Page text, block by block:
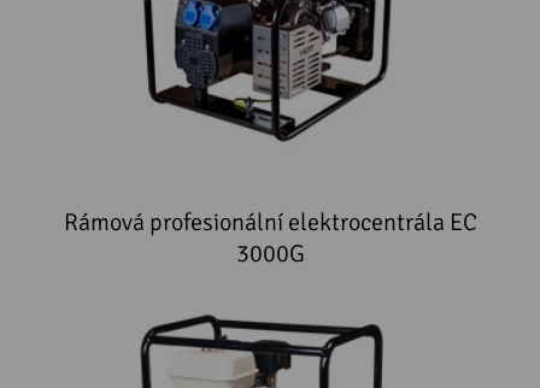
Rámová profesionální elektrocentrála EC
3000G